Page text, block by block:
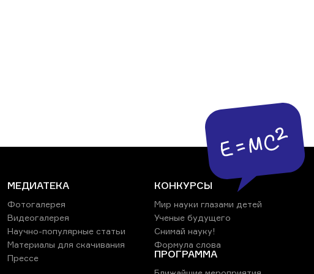
МЕДИАТЕКА
Фотогалерея
Видеогалерея
Научно-популярные статьи
Материалы для скачивания
Прессе
КОНКУРСЫ
Мир науки глазами детей
Ученые будущего
Снимай науку!
Формула слова
ПРОГРАММА